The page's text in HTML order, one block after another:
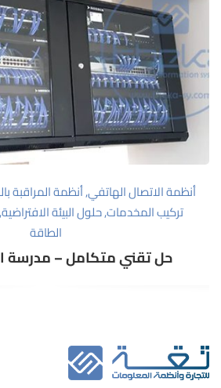
أنظمة الاتصال الهاتفي,أنظمة المراقبة
تركيب المخدمات,حلول البيئة الافتراضية,
الطاقة
حل تقني متكامل – مدرسة